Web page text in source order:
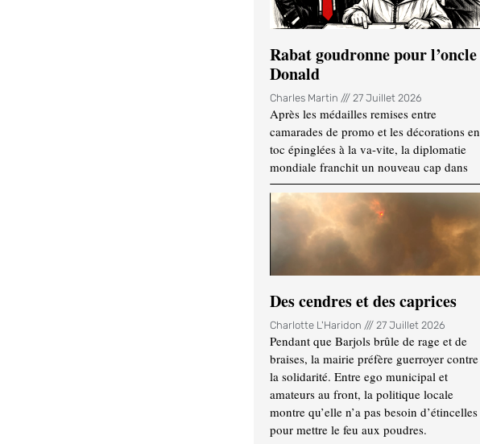
Rabat goudronne pour l’oncle
Donald
Charles Martin 27 Juillet 2026
Après les médailles remises entre
camarades de promo et les décorations en
toc épinglées à la va-vite, la diplomatie
mondiale franchit un nouveau cap dans
Des cendres et des caprices
Charlotte L'Haridon 27 Juillet 2026
Pendant que Barjols brûle de rage et de
braises, la mairie préfère guerroyer contre
la solidarité. Entre ego municipal et
amateurs au front, la politique locale
montre qu’elle n’a pas besoin d’étincelles
pour mettre le feu aux poudres.